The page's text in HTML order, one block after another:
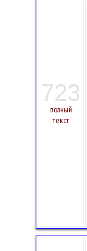
723
полный
текст